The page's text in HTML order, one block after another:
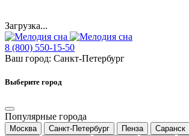
Загрузка...
8 (800) 550-15-50
Ваш город: Санкт-Петербург
Выберите город
Популярные города
Москва Санкт-Петербург Пенза Саранск